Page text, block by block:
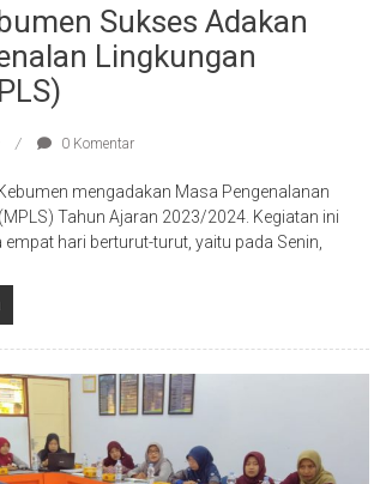
Sukses Adakan
Lingkungan
0 Komentar
mengadakan Masa Pengenalanan
Tahun Ajaran 2023/2024. Kegiatan ini
hari berturut-turut, yaitu pada Senin,